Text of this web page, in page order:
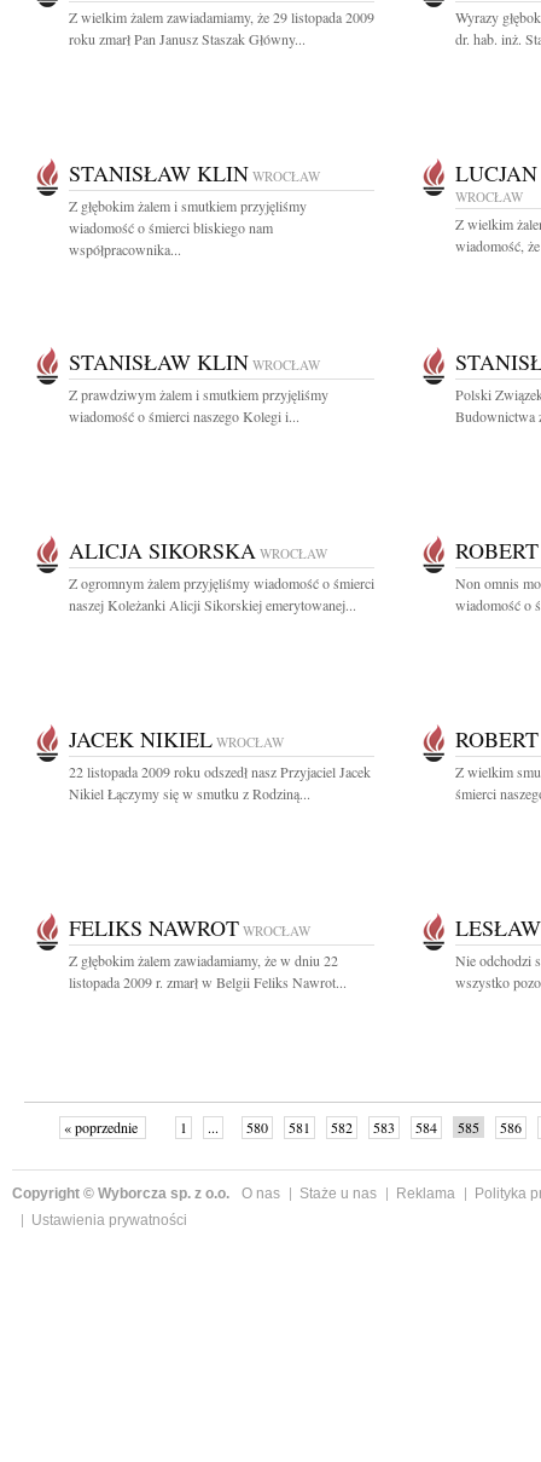
Z wielkim żalem zawiadamiamy, że 29 listopada 2009
roku zmarł Pan Janusz Staszak Główny...
Wyrazy
dr. hab. inż.
STANISŁAW KLIN WROCŁAW
Z głębokim żalem i smutkiem przyjęliśmy
wiadomość o śmierci bliskiego nam
współpracownika...
WROCŁAW
Z wielkim
wiadomość,
STANISŁAW KLIN WROCŁAW
Z prawdziwym żalem i smutkiem przyjęliśmy
wiadomość o śmierci naszego Kolegi i...
Polski
Budownictwa
ALICJA SIKORSKA WROCŁAW
Z ogromnym żalem przyjęliśmy wiadomość o śmierci
naszej Koleżanki Alicji Sikorskiej emerytowanej...
Non omnis
wiadomość o
JACEK NIKIEL WROCŁAW
22 listopada 2009 roku odszedł nasz Przyjaciel Jacek
Nikiel Łączymy się w smutku z Rodziną...
Z wielkim
śmierci
FELIKS NAWROT WROCŁAW
Z głębokim żalem zawiadamiamy, że w dniu 22
listopada 2009 r. zmarł w Belgii Feliks Nawrot...
Nie odchodzi
wszystko
« poprzednie 1 ... 580 581 582 583 584 585
586
Copyright © Wyborcza sp. z o.o. O nas Staże u nas Reklama
Polityka
Ustawienia prywatności